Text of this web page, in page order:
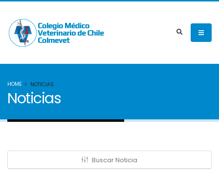
HOME NOTICIAS
Noticias
Buscar Noticia